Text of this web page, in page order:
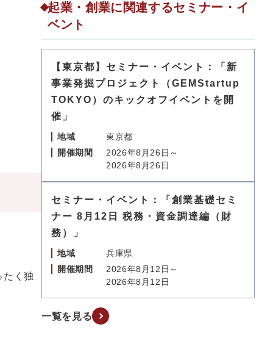
たく独
起業・創業に関連するセミナー・イ
ベント
【東京都】セミナー・イベント：「新
事業発掘プロジェクト（GEMStartup
TOKYO）のキックオフイベントを開
催」
地域
東京都
開催期間
2026年8月26日～
2026年8月26日
セミナー・イベント：「創業基礎セミ
ナー 8月12日 税務・資金調達編（財
務）」
地域
兵庫県
開催期間
2026年8月12日～
2026年8月12日
一覧を見る